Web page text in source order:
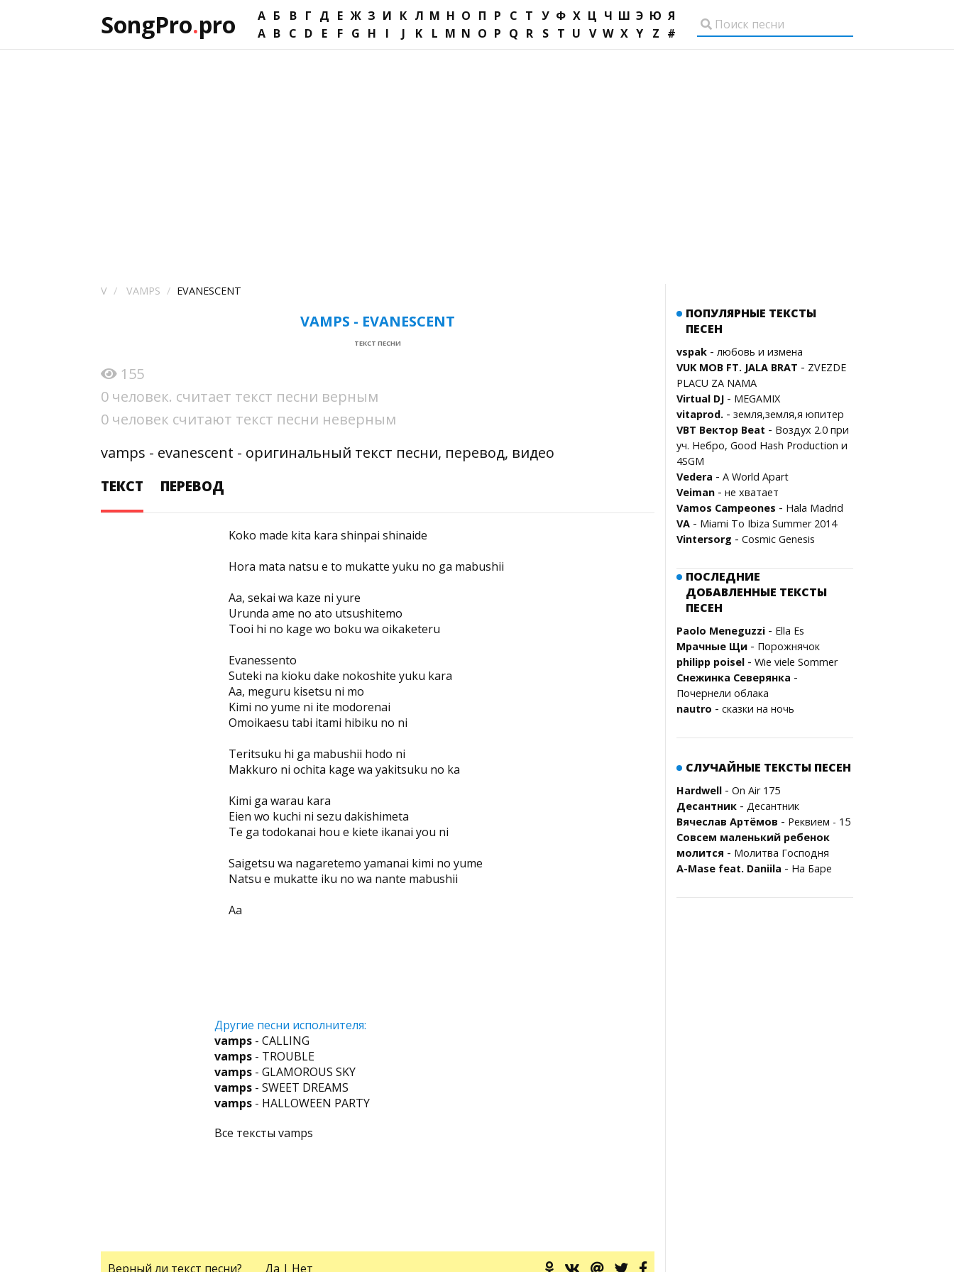
SongPro.pro А Б В Г Д Е Ж З И К Л М Н О П Р С Т У Ф Х Ц Ч Ш Э Ю Я
A B C D E F G H I J K L M N O P Q R S T U V W X Y Z #
V VAMPS EVANESCENT
VAMPS - EVANESCENT
ТЕКСТ ПЕСНИ
155
0 человек. считает текст песни верным
0 человек считают текст песни неверным
vamps - evanescent - оригинальный текст песни, перевод, видео
ТЕКСТ
ПЕРЕВОД
Koko made kita kara shinpai shinaide
Hora mata natsu e to mukatte yuku no ga mabushii
Aa, sekai wa kaze ni yure
Urunda ame no ato utsushitemo
Tooi hi no kage wo boku wa oikaketeru
Evanessento
Suteki na kioku dake nokoshite yuku kara
Aa, meguru kisetsu ni mo
Kimi no yume ni ite modorenai
Omoikaesu tabi itami hibiku no ni
Teritsuku hi ga mabushii hodo ni
Makkuro ni ochita kage wa yakitsuku no ka
Kimi ga warau kara
Eien wo kuchi ni sezu dakishimeta
Te ga todokanai hou e kiete ikanai you ni
Saigetsu wa nagaretemo yamanai kimi no yume
Natsu e mukatte iku no wa nante mabushii
Aa
Другие песни исполнителя:
vamps - CALLING
vamps - TROUBLE
vamps - GLAMOROUS SKY
vamps - SWEET DREAMS
vamps - HALLOWEEN PARTY
Все тексты vamps
Верный ли текст песни? Да | Нет
ПОПУЛЯРНЫЕ ТЕКСТЫ
ПЕСЕН
vspak - любовь и измена
VUK MOB FT. JALA BRAT - ZVEZDE
PLACU ZA NAMA
Virtual DJ - MEGAMIX
vitaprod. - земля,земля,я юпитер
VBT Вектор Beat - Воздух 2.0 при
уч. Небро, Good Hash Production и
4SGM
Vedera - A World Apart
Veiman - не хватает
Vamos Campeones - Hala Madrid
VA - Miami To Ibiza Summer 2014
Vintersorg - Cosmic Genesis
ПОСЛЕДНИЕ
ДОБАВЛЕННЫЕ ТЕКСТЫ
ПЕСЕН
Paolo Meneguzzi - Ella Es
Мрачные Щи - Порожнячок
philipp poisel - Wie viele Sommer
Снежинка Северянка -
Почернели облака
nautro - сказки на ночь
СЛУЧАЙНЫЕ ТЕКСТЫ ПЕСЕН
Hardwell - On Air 175
Десантник - Десантник
Вячеслав Артёмов - Реквием - 15
Совсем маленький ребенок
молится - Молитва Господня
A-Mase feat. Daniila - На Баре